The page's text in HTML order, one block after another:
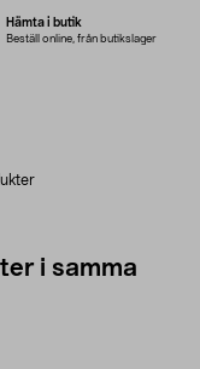
Hämta i butik
Beställ online, från butikslager
i samma